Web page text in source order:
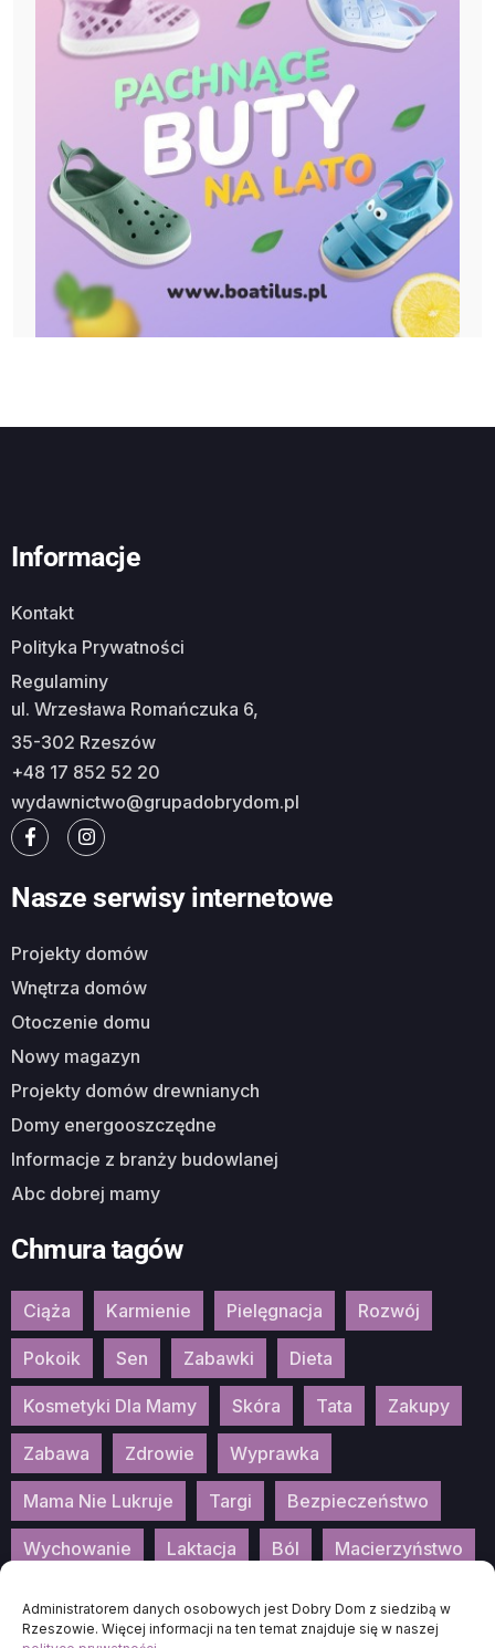
Administratorem danych osobowych jest Dobry Dom z siedzibą w
Rzeszowie. Więcej informacji na ten temat znajduje się w naszej
Informacje
Kontakt
Polityka Prywatności
Regulaminy
ul. Wrzesława Romańczuka 6,
35-302 Rzeszów
+48 17 852 52 20
wydawnictwo@grupadobrydom.pl
Nasze serwisy internetowe
Projekty domów
Wnętrza domów
Otoczenie domu
Nowy magazyn
Projekty domów drewnianych
Domy energooszczędne
Informacje z branży budowlanej
Abc dobrej mamy
Chmura tagów
Ciąża Karmienie Pielęgnacja Rozwój
Pokoik Sen Zabawki Dieta
Kosmetyki Dla Mamy Skóra Tata Zakupy
Zabawa Zdrowie Wyprawka
Mama Nie Lukruje Targi Bezpieczeństwo
Wychowanie Laktacja Ból Macierzyństwo